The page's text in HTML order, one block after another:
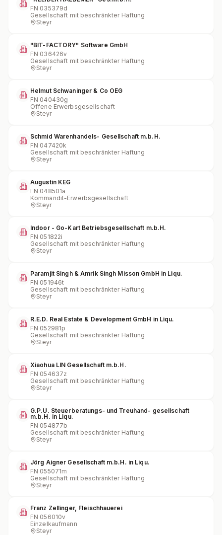
FN 035379d
Gesellschaft mit beschränkter Haftung
Steyr
"BIT-FACTORY" Software GmbH
FN 036426v
Gesellschaft mit beschränkter Haftung
Steyr
Helmut Schwaninger & Co OEG
FN 040430g
Offene Erwerbsgesellschaft
Steyr
Schmid Warenhandels- Gesellschaft m.b.H.
FN 047420k
Gesellschaft mit beschränkter Haftung
Steyr
Augustin KEG
FN 048501a
Kommandit-Erwerbsgesellschaft
Steyr
Indoor - Go-Kart Betriebsgesellschaft m.b.H.
FN 051822i
Gesellschaft mit beschränkter Haftung
Steyr
Paramjit Singh & Amrik Singh Misson GmbH in Liqu.
FN 051946t
Gesellschaft mit beschränkter Haftung
Steyr
R.E.D. Real Estate & Development GmbH in Liqu.
FN 052981p
Gesellschaft mit beschränkter Haftung
Steyr
Xiaohua LIN Gesellschaft m.b.H.
FN 054637z
Gesellschaft mit beschränkter Haftung
Steyr
G.P.U. Steuerberatungs- und Treuhand- gesellschaft
m.b.H. in Liqu.
FN 054877b
Gesellschaft mit beschränkter Haftung
Steyr
Jörg Aigner Gesellschaft m.b.H. in Liqu.
FN 055071m
Gesellschaft mit beschränkter Haftung
Steyr
Franz Zellinger, Fleischhauerei
FN 056010v
Einzelkaufmann
Steyr